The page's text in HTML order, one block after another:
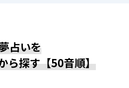
占いを
ら探す【50音順】